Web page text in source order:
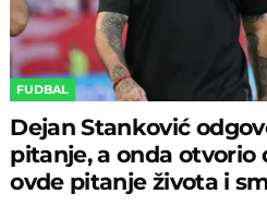
FUDBAL
Dejan Stanković
pitanje, a onda otvorio
ovde pitanje života i